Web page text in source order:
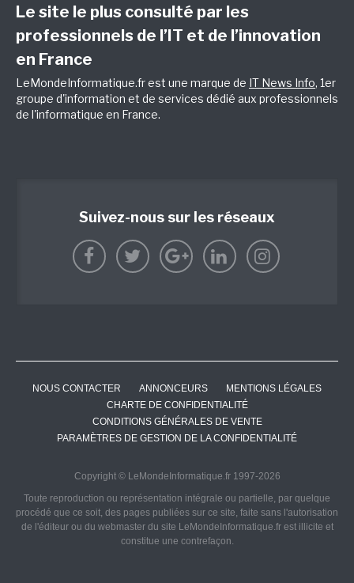
Le site le plus consulté par les
professionnels de l’IT et de l’innovation
en France
LeMondeInformatique.fr est une marque de IT News Info, 1er
groupe d'information et de services dédié aux professionnels
de l'informatique en France.
Suivez-nous sur les réseaux
NOUS CONTACTER ANNONCEURS
MENTIONS LÉGALES
CHARTE DE CONFIDENTIALITÉ
CONDITIONS GÉNÉRALES DE VENTE
PARAMÈTRES DE GESTION DE LA CONFIDENTIALITÉ
Copyright © LeMondeInformatique.fr 1997-2026
Toute reproduction ou représentation intégrale ou partielle, par quelque
procédé que ce soit, des pages publiées sur ce site, faite sans l'autorisation
de l'éditeur ou du webmaster du site LeMondeInformatique.fr est illicite et
constitue une contrefaçon.